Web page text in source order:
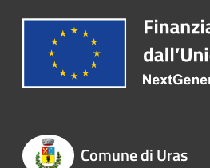
Comune di Uras